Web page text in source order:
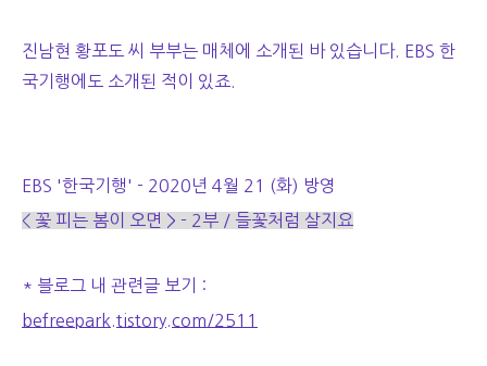
진남현 황포도 씨 부부는 매체에 소개된 바 있습니다. EBS 한
국기행에도 소개된 적이 있죠.
EBS '한국기행' - 2020년 4월 21 (화) 방영
< 꽃 피는 봄이 오면 > - 2부 / 들꽃처럼 살지요
* 블로그 내 관련글 보기 :
befreepark.tistory.com/2511